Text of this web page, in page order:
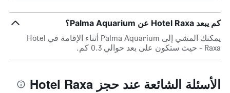
كم يبعد Hotel Raxa عن Palma Aquarium؟
يمكنك المشي إلى Palma Aquarium أثناء الإقامة في Hotel
Raxa - حيث ستكون على بعد حوالي 0.3 كم.
الأسئلة الشائعة عند حجز Hotel Raxa